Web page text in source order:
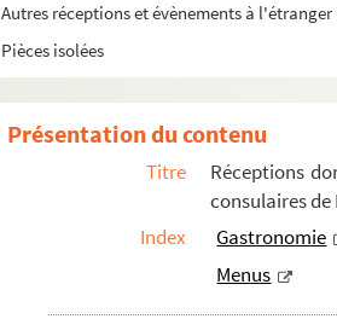
Autres réceptions et évènements à l'étranger
Pièces isolées
Présentation du contenu
Titre
Réceptions
consulaires
Index
Gastronomie
Menus